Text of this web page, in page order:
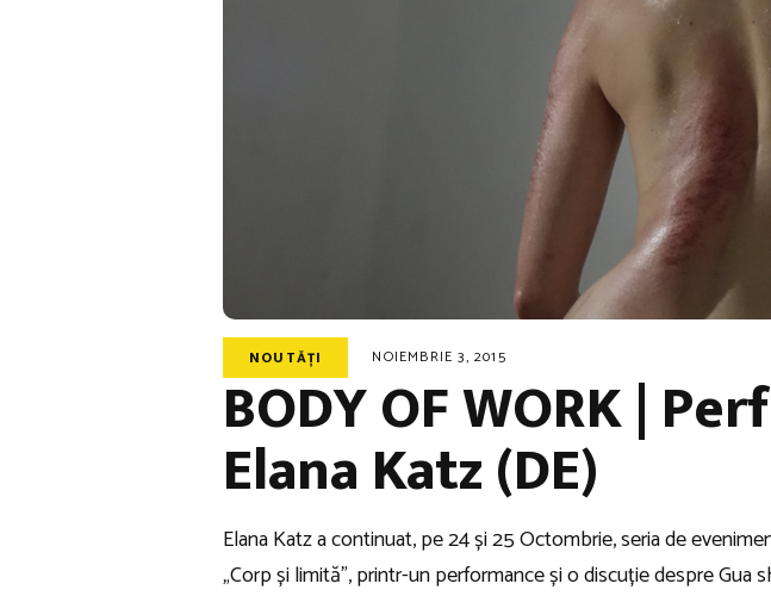
NOUTĂȚI NOIEMBRIE 3, 2015
BODY OF WORK |
Elana Katz (DE)
Elana Katz a continuat, pe 24 și 25 Octombrie, seria de
„Corp și limită”, printr-un performance și o discuție despre Gua